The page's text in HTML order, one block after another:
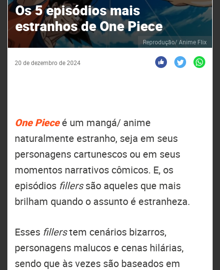
Reprodução/ Anime Flix
Os 5 episódios mais
estranhos de One Piece
20 de dezembro de 2024
One Piece é um mangá/ anime
naturalmente estranho, seja em seus
personagens cartunescos ou em seus
momentos narrativos cômicos. E, os
episódios fillerssão aqueles que mais
brilham quando o assunto é estranheza.
Esses fillerstem cenários bizarros,
personagens malucos e cenas hilárias,
sendo que às vezes são baseados em